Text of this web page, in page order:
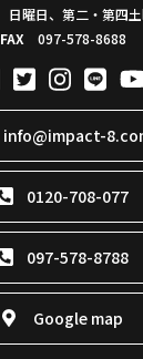
日曜日、第二・第四
FAX
097-578-8688
info@impact-
0120-708-077
097-578-8788
Google map